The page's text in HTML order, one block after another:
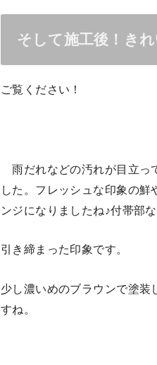
そして施工後！き
ご覧ください！
雨だれなどの汚れが目立っ
した。フレッシュな印象の
ンジになりましたね♪付帯部
引き締まった印象です。
少し濃いめのブラウンで塗装
すね。